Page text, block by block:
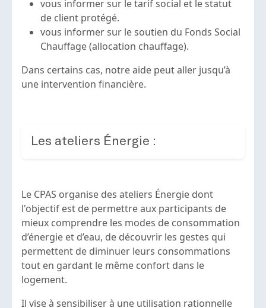
vous informer sur le tarif social et le statut
de client protégé.
vous informer sur le soutien du Fonds Social
Chauffage (allocation chauffage).
Dans certains cas, notre aide peut aller jusqu’à
une intervention financière.
Les ateliers Énergie :
Le CPAS organise des ateliers Énergie dont
l'objectif est de permettre aux participants de
mieux comprendre les modes de consommation
d’énergie et d’eau, de découvrir les gestes qui
permettent de diminuer leurs consommations
tout en gardant le même confort dans le
logement.
Il vise à sensibiliser à une utilisation rationnelle